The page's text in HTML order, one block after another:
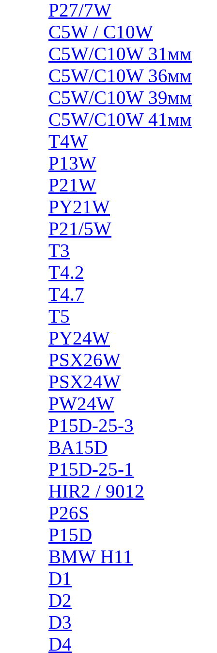
P27/7W
C5W / C10W
C5W/C10W 31мм
C5W/C10W 36мм
C5W/C10W 39мм
C5W/C10W 41мм
T4W
P13W
P21W
PY21W
P21/5W
T3
T4.2
T4.7
T5
PY24W
PSX26W
PSX24W
PW24W
P15D-25-3
BA15D
P15D-25-1
HIR2 / 9012
P26S
P15D
BMW H11
D1
D2
D3
D4